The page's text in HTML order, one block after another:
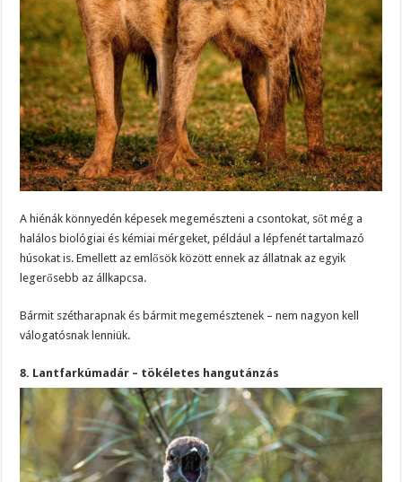
A hiénák könnyedén képesek megemészteni a csontokat, sőt még a
halálos biológiai és kémiai mérgeket, például a lépfenét tartalmazó
húsokat is. Emellett az emlősök között ennek az állatnak az egyik
legerősebb az állkapcsa.
Bármit szétharapnak és bármit megemésztenek – nem nagyon kell
válogatósnak lenniük.
8. Lantfarkúmadár – tökéletes hangutánzás